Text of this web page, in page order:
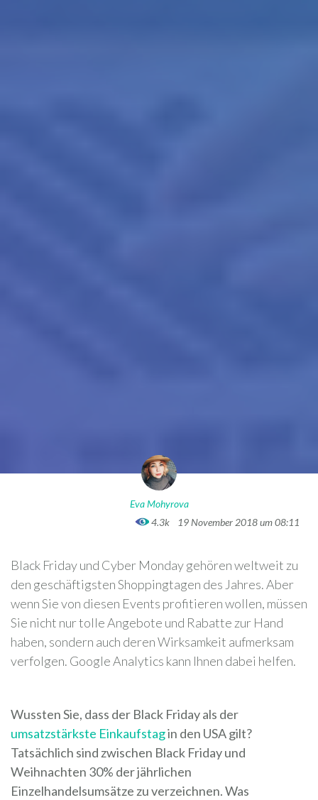
Eva Mohyrova
4.3k
19 November 2018 um 08:11
Black Friday und Cyber Monday gehören weltweit zu
den geschäftigsten Shoppingtagen des Jahres. Aber
wenn Sie von diesen Events profitieren wollen, müssen
Sie nicht nur tolle Angebote und Rabatte zur Hand
haben, sondern auch deren Wirksamkeit aufmerksam
verfolgen. Google Analytics kann Ihnen dabei helfen.
Wussten Sie, dass der Black Friday als der
umsatzstärkste Einkaufstagin den USA gilt?
Tatsächlich sind zwischen Black Friday und
Weihnachten 30% der jährlichen
Einzelhandelsumsätze zu verzeichnen. Was